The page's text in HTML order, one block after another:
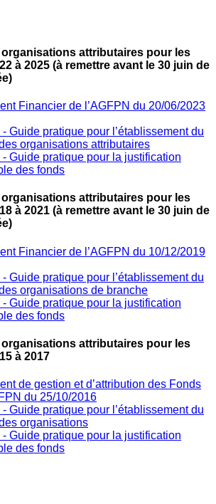
organisations attributaires pour les
à 2025 (à remettre avant le 30 juin de
Financier de l’AGFPN du 20/06/2023
Guide pratique pour l’établissement du
organisations attributaires
Guide pratique pour la justification
des fonds
organisations attributaires pour les
à 2021 (à remettre avant le 30 juin de
Financier de l’AGFPN du 10/12/2019
Guide pratique pour l’établissement du
organisations de branche
Guide pratique pour la justification
des fonds
organisations attributaires pour les
à 2017
de gestion et d’attribution des Fonds
du 25/10/2016
Guide pratique pour l’établissement du
organisations
Guide pratique pour la justification
des fonds